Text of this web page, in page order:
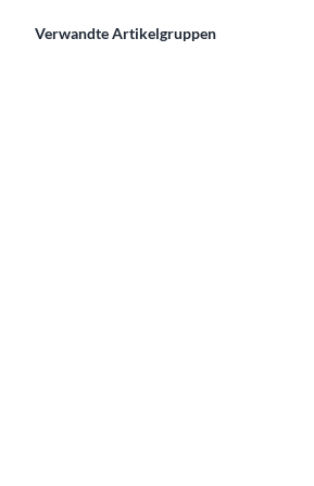
Verwandte Artikelgruppen